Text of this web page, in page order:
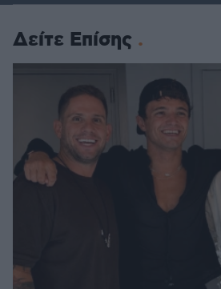
Δείτε Επίσης